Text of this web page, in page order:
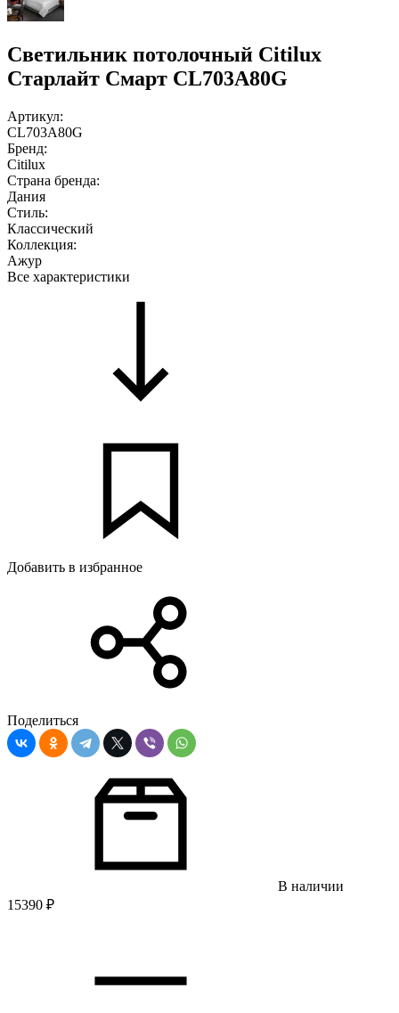
Светильник потолочный Citilux
Старлайт Смарт CL703A80G
Артикул:
CL703A80G
Бренд:
Citilux
Страна бренда:
Дания
Стиль:
Классический
Коллекция:
Ажур
Все характеристики
Добавить в избранное
Поделиться
В наличии
15390 ₽